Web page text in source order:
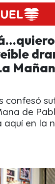
confesó
de
aquí en la